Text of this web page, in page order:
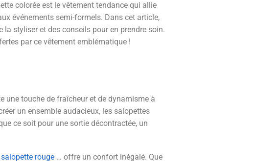
colorée est le vêtement tendance qui allie
événements semi-formels. Dans cet article,
styliser et des conseils pour en prendre soin.
par ce vêtement emblématique !
une touche de fraîcheur et de dynamisme à
un ensemble audacieux, les salopettes
ce soit pour une sortie décontractée, un
salopette rouge … offre un confort inégalé. Que